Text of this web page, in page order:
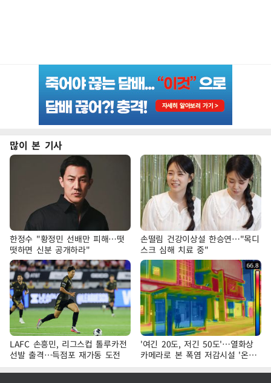
많이 본 기사
한정수 "황정민 선배만 피해…떳
떳하면 신분 공개하라"
손떨림 건강이상설 한승연…"목디
스크 심해 치료 중"
LAFC 손흥민, 리그스컵 톨루카전
선발 출격…득점포 재가동 도전
'여긴 20도, 저긴 50도'…열화상
카메라로 본 폭염 저감시설 '온도
차'